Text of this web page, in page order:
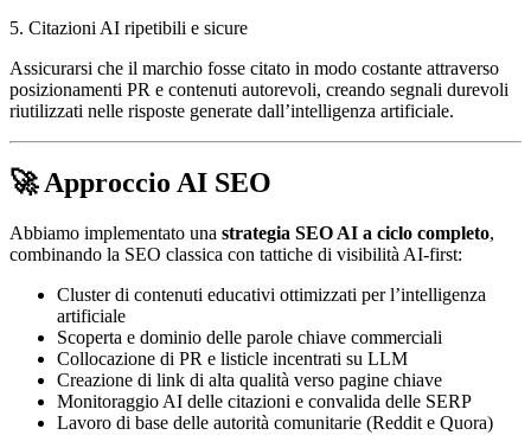
5. Citazioni AI ripetibili e sicure
Assicurarsi che il marchio fosse citato in modo costante attraverso
posizionamenti PR e contenuti autorevoli, creando segnali durevoli
riutilizzati nelle risposte generate dall’intelligenza artificiale.
🚀 Approccio AI SEO
Abbiamo implementato una strategia SEO AI a ciclo completo,
combinando la SEO classica con tattiche di visibilità AI-first:
Cluster di contenuti educativi ottimizzati per l’intelligenza
artificiale
Scoperta e dominio delle parole chiave commerciali
Collocazione di PR e listicle incentrati su LLM
Creazione di link di alta qualità verso pagine chiave
Monitoraggio AI delle citazioni e convalida delle SERP
Lavoro di base delle autorità comunitarie (Reddit e Quora)